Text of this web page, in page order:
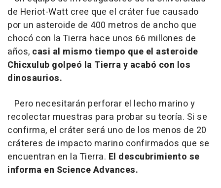
de Heriot-Watt cree que el cráter fue causado
por un asteroide de 400 metros de ancho que
chocó con la Tierra hace unos 66 millones de
años, casi al mismo tiempo que el asteroide
Chicxulub golpeó la Tierra y acabó con los
dinosaurios.
Pero necesitarán perforar el lecho marino y
recolectar muestras para probar su teoría. Si se
confirma, el cráter será uno de los menos de 20
cráteres de impacto marino confirmados que se
encuentran en la Tierra. El descubrimiento se
informa en Science Advances.